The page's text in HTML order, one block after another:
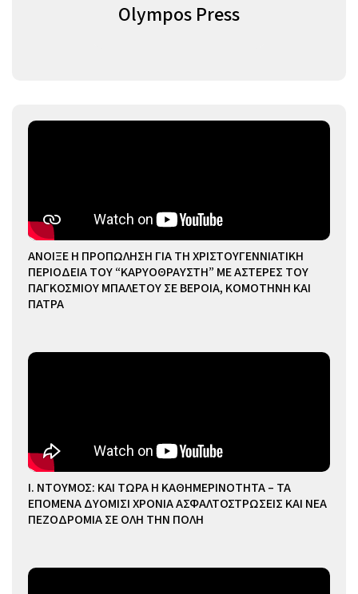
Olympos Press
ΑΝΟΙΞΕ Η ΠΡΟΠΩΛΗΣΗ ΓΙΑ ΤΗ ΧΡΙΣΤΟΥΓΕΝΝΙΑΤΙΚΗ
ΠΕΡΙΟΔΕΙΑ ΤΟΥ “ΚΑΡΥΟΘΡΑΥΣΤΗ” ΜΕ ΑΣΤΕΡΕΣ ΤΟΥ
ΠΑΓΚΟΣΜΙΟΥ ΜΠΑΛΕΤΟΥ ΣΕ ΒΕΡΟΙΑ, ΚΟΜΟΤΗΝΗ ΚΑΙ
ΠΑΤΡΑ
Ι. ΝΤΟΥΜΟΣ: ΚΑΙ ΤΩΡΑ Η ΚΑΘΗΜΕΡΙΝΟΤΗΤΑ – ΤΑ
ΕΠΟΜΕΝΑ ΔΥΟΜΙΣΙ ΧΡΟΝΙΑ ΑΣΦΑΛΤΟΣΤΡΩΣΕΙΣ ΚΑΙ ΝΕΑ
ΠΕΖΟΔΡΟΜΙΑ ΣΕ ΟΛΗ ΤΗΝ ΠΟΛΗ